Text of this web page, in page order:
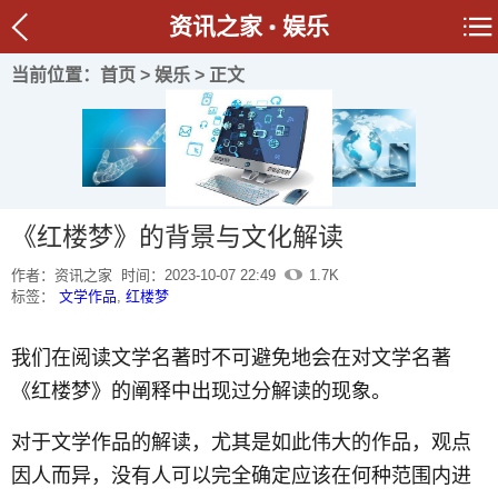
资讯之家 娱乐
当前位置： 首页 > 娱乐 > 正文
《红楼梦》的背景与文化解读
作者：资讯之家 时间：2023-10-07 22:49
1.7K
标签： 文学作品, 红楼梦
我们在阅读文学名著时不可避免地会在对文学名著
《红楼梦》的阐释中出现过分解读的现象。
对于文学作品的解读，尤其是如此伟大的作品，观点
因人而异，没有人可以完全确定应该在何种范围内进